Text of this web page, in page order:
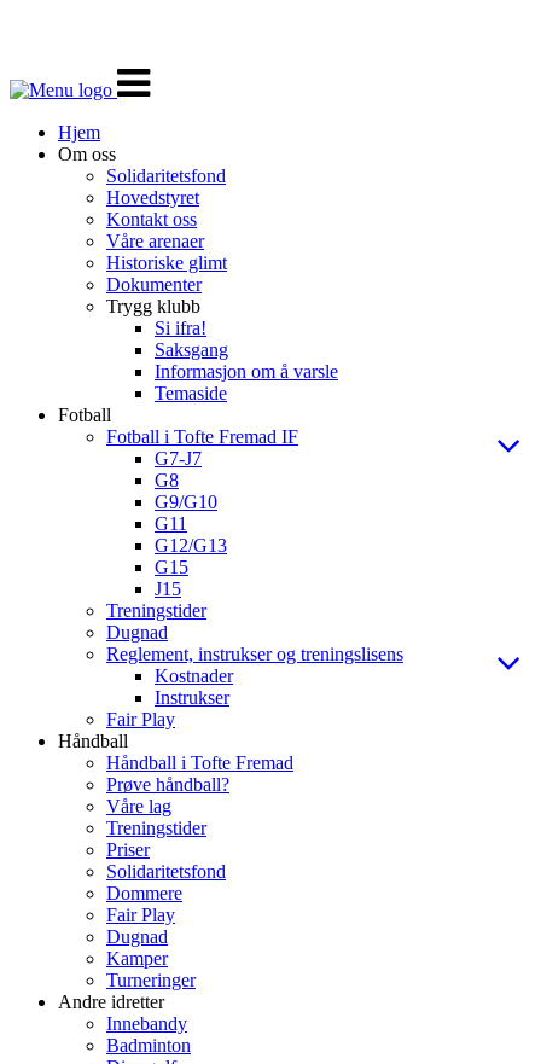
Veksle
navigasjon
Hjem
Om oss
Solidaritetsfond
Hovedstyret
Kontakt oss
Våre arenaer
Historiske glimt
Dokumenter
Trygg klubb
Si ifra!
Saksgang
Informasjon om å varsle
Temaside
Fotball
Fotball i Tofte Fremad IF
G7-J7
G8
G9/G10
G11
G12/G13
G15
J15
Treningstider
Dugnad
Reglement, instrukser og treningslisens
Kostnader
Instrukser
Fair Play
Håndball
Håndball i Tofte Fremad
Prøve håndball?
Våre lag
Treningstider
Priser
Solidaritetsfond
Dommere
Fair Play
Dugnad
Kamper
Turneringer
Andre idretter
Innebandy
Badminton